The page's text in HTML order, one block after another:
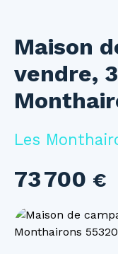
Accueil Acheter
Maison
vendre,
Les
73 700 €